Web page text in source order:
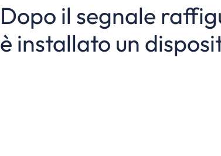
Dopo il segnale
è installato un